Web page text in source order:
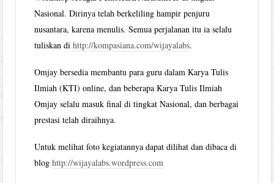
Nasional. Dirinya telah berkeliling hampir penjuru
nusantara, karena menulis. Semua perjalanan itu ia selalu
tuliskan dihttp://kompasiana.com/wijayalabs.
Omjay bersedia membantu para guru dalam Karya Tulis
Ilmiah (KTI) online, dan beberapa Karya Tulis Ilmiah
Omjay selalu masuk final di tingkat Nasional, dan berbagai
prestasi telah diraihnya.
Untuk melihat foto kegiatannya dapat dilihat dan dibaca di
bloghttp://wijayalabs.wordpress.com